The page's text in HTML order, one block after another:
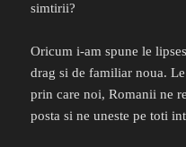
simtirii?
Oricum i-am spune le
drag si de familiar noua.
prin care noi, Romanii ne
posta si ne uneste pe toti